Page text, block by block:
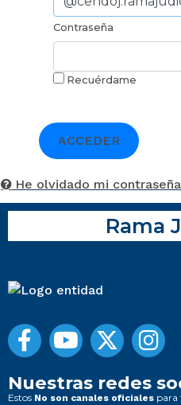
Contraseña
Recuérdame
ACCEDER
He olvidado mi contraseña
Rama
Nuestras redes
Estos No son canales oficiales